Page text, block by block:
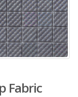
Fabric